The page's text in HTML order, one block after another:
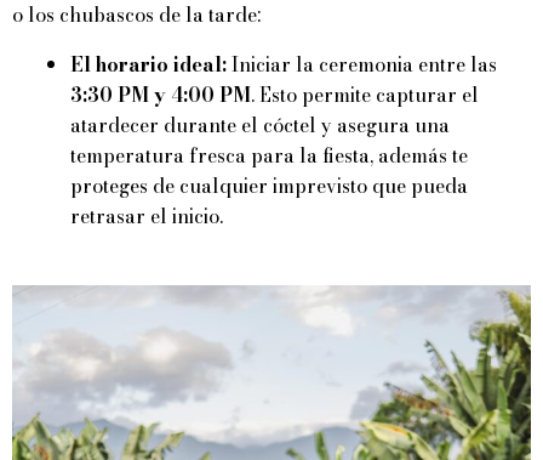
o los chubascos de la tarde:
El horario ideal:Iniciar la ceremonia entre las
3:30 PM y 4:00 PM. Esto permite capturar el
atardecer durante el cóctel y asegura una
temperatura fresca para la fiesta, además te
proteges de cualquier imprevisto que pueda
retrasar el inicio.